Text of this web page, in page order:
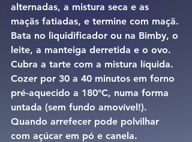
alternadas, a mistura seca e as
maçãs fatiadas, e termine com maçã.
Bata no liquidificador ou na Bimby, o
leite, a manteiga derretida e o ovo.
Cubra a tarte com a mistura líquida.
Cozer por 30 a 40 minutos em forno
pré-aquecido a 180°C, numa forma
untada (sem fundo amovível!).
Quando arrefecer pode polvilhar
com açúcar em pó e canela.